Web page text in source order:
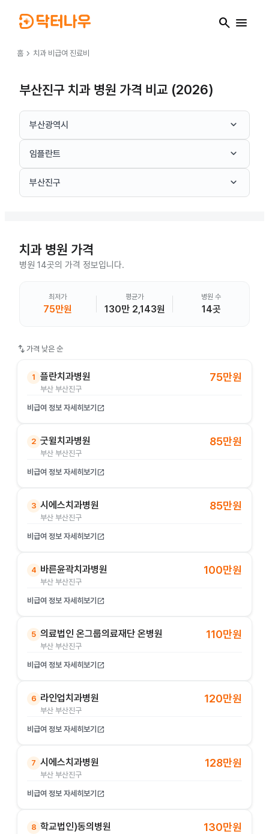
search menu
홈 chevron_right 치과 비급여 진료비
부산진구 치과 병원 가격 비교 (2026)
부산광역시 keyboard_arrow_down
임플란트 keyboard_arrow_down
부산진구 keyboard_arrow_down
치과 병원 가격
병원 14곳의 가격 정보입니다.
최저가
75만원
평균가
130만 2,143원
병원 수
14곳
swap_vert 가격 낮은 순
1 플란치과병원
부산 부산진구
75만원
비급여 정보 자세히보기 open_in_new
2 굿윌치과병원
부산 부산진구
85만원
비급여 정보 자세히보기 open_in_new
3 시에스치과병원
부산 부산진구
85만원
비급여 정보 자세히보기 open_in_new
4 바른윤곽치과병원
부산 부산진구
100만원
비급여 정보 자세히보기 open_in_new
5 의료법인 온그룹의료재단 온병원
부산 부산진구
110만원
비급여 정보 자세히보기 open_in_new
6 라인업치과병원
부산 부산진구
120만원
비급여 정보 자세히보기 open_in_new
7 시에스치과병원
부산 부산진구
128만원
비급여 정보 자세히보기 open_in_new
8 학교법인)동의병원 130만원